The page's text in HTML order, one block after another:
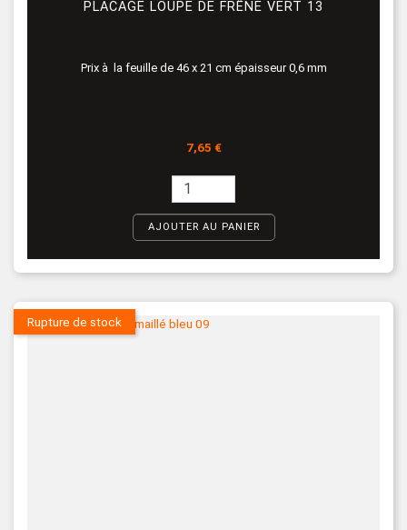
PLACAGE LOUPE DE FRÊNE VERT 13
Prix à la feuille de 46 x 21 cm épaisseur 0,6 mm
Prix
7,65 €
AJOUTER AU PANIER
Rupture de stock